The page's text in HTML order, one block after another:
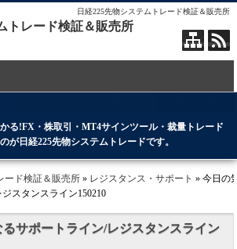
日経225先物システムトレード検証＆販売所
トレード検証＆販売所
る!FX・株取引・MT4サインツール・裁量トレード
が日経225先物システムトレードです。
ード検証＆販売所 » レジスタンス・サポート » 今日の
スタンスライン150210
サポートライン/レジスタンスライン